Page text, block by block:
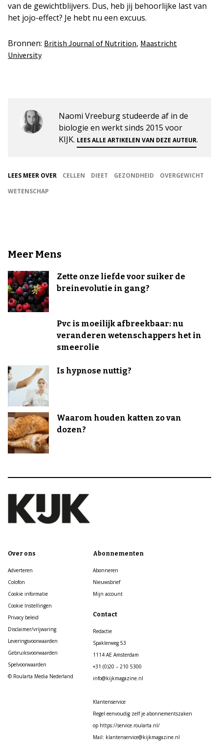
van de gewichtblijvers. Dus, heb jij behoorlijke last van
het jojo-effect? Je hebt nu een excuus.
Bronnen: British Journal of Nutrition, Maastricht
University
Naomi Vreeburg studeerde af in de
biologie en werkt sinds 2015 voor
KIJK. LEES ALLE ARTIKELEN VAN DEZE AUTEUR.
LEES MEER OVER CELLEN DIEET GEZONDHEID
OVERGEWICHT
WETENSCHAP
Meer Mens
Zette onze liefde voor suiker de
breinevolutie in gang?
Pvc is moeilijk afbreekbaar: nu
veranderen wetenschappers het in
smeerolie
Is hypnose nuttig?
Waarom houden katten zo van
dozen?
Over ons
Adverteren
Colofon
Cookie informatie
Cookie Instellingen
Privacy beleid
Disclaimer/vrijwaring
Leveringsvoorwaarden
Gebruiksvoorwaarden
Spelvoorwaarden
© Roularta Media Nederland
Abonnementen
Abonneren
Nieuwsbrief
Mijn account
Contact
Redactie
Spaklerweg 53
1114 AE Amsterdam
+31 (0)20 – 210 5300
info@kijkmagazine.nl
Klantenservice
Regel eenvoudig zelf je abonnementszaken
op https://service.roularta.nl/
Mail: klantenservice@kijkmagazine.nl